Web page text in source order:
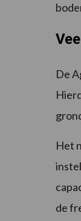
De
Het
de